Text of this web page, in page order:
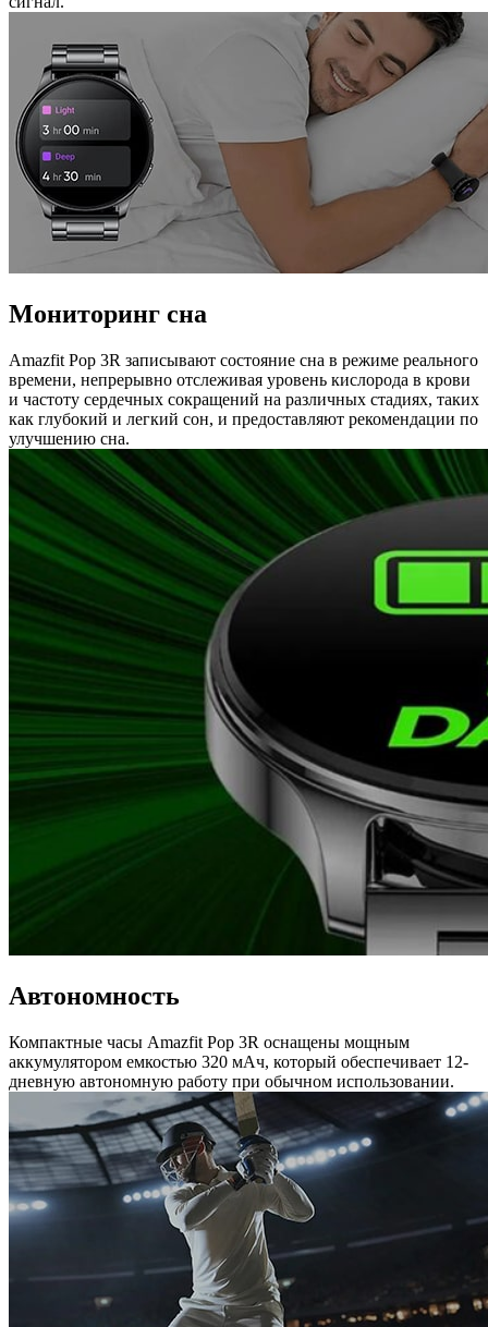
Мониторинг сна
Amazfit Pop 3R записывают состояние сна в режиме реального
времени, непрерывно отслеживая уровень кислорода в крови
и частоту сердечных сокращений на различных стадиях, таких
как глубокий и легкий сон, и предоставляют рекомендации по
улучшению сна.
Автономность
Компактные часы Amazfit Pop 3R оснащены мощным
аккумулятором емкостью 320 мАч, который обеспечивает 12-
дневную автономную работу при обычном использовании.